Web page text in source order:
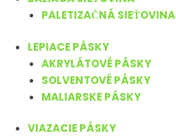
PALETIZAČNÁ SIEŤOVINA
LEPIACE PÁSKY
AKRYLÁTOVÉ PÁSKY
SOLVENTOVÉ PÁSKY
MALIARSKE PÁSKY
VIAZACIE PÁSKY